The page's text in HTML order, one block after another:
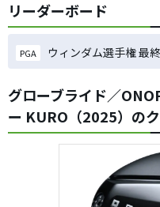
リーダーボード
PGA ウィンダム選手権 最
グローブライド／
ー KURO（2025）の